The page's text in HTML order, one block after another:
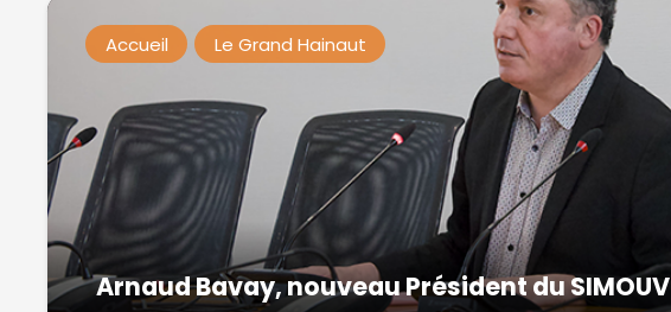
Accueil Le Grand Hainaut
Arnaud Bavay, nouveau Président du SIMOUV